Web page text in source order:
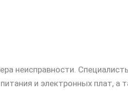
неисправности.
и электронных плат, а